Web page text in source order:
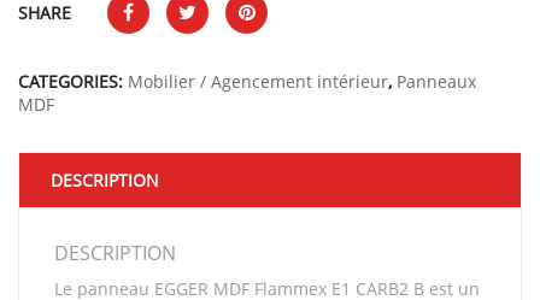
SHARE
CATEGORIES: Mobilier / Agencement intérieur, Panneaux
MDF
DESCRIPTION
DESCRIPTION
Le panneau EGGER MDF Flammex E1 CARB2 B est un